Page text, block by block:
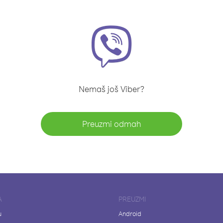
Nemaš još Viber?
Preuzmi odmah
PREUZMI
Android